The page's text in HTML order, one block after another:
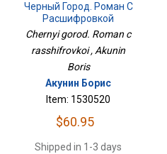
Черный Город. Роман С
Расшифровкой
Chernyi gorod. Roman c
rasshifrovkoi , Akunin
Boris
Акунин Борис
Item: 1530520
$60.95
Shipped in 1-3 days